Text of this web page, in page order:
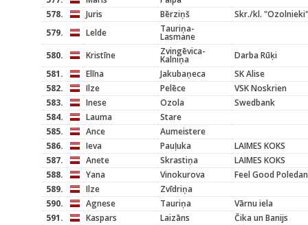
578.
Juris Bērziņš
Skr./kl. "Ozolnieki"
579.
Lelde Tauriņa-
Lasmane
580.
Kristīne Zvingēvica-
Kalniņa
Darba Rūķi
581.
Elīna Jakubaņeca
SK Alise
582.
Ilze Pelēce
VSK Noskrien
583.
Inese Ozola
Swedbank
584.
Lauma
Stare
585.
Ance
Aumeistere
586.
Ieva Pauļuka
LAIMES KOKS
587.
Anete Skrastiņa
LAIMES KOKS
588.
Yana Vinokurova
Feel Good
589.
Ilze
Zvīdriņa
590.
Agnese Tauriņa
Vārnu iela
591.
Kaspars Laizāns
Čika un Banijs